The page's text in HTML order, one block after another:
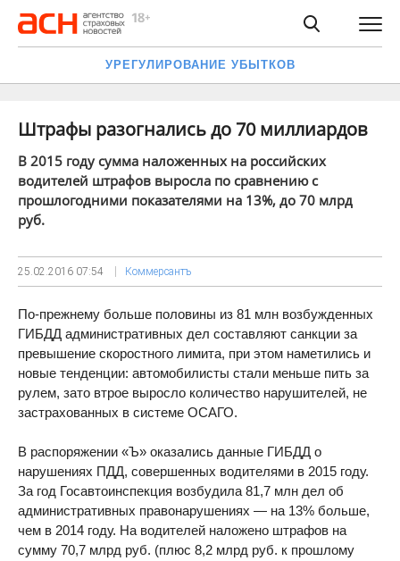
УРЕГУЛИРОВАНИЕ УБЫТКОВ
Штрафы разогнались до 70 миллиардов
В 2015 году сумма наложенных на российских
водителей штрафов выросла по сравнению с
прошлогодними показателями на 13%, до 70 млрд
руб.
25.02.2016 07:54 Коммерсантъ
По-прежнему больше половины из 81 млн возбужденных
ГИБДД административных дел составляют санкции за
превышение скоростного лимита, при этом наметились и
новые тенденции: автомобилисты стали меньше пить за
рулем, зато втрое выросло количество нарушителей, не
застрахованных в системе ОСАГО.
В распоряжении «Ъ» оказались данные ГИБДД о
нарушениях ПДД, совершенных водителями в 2015 году.
За год Госавтоинспекция возбудила 81,7 млн дел об
административных правонарушениях — на 13% больше,
чем в 2014 году. На водителей наложено штрафов на
сумму 70,7 млрд руб. (плюс 8,2 млрд руб. к прошлому